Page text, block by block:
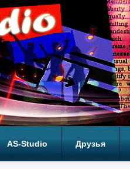
AS-Studio Друзья